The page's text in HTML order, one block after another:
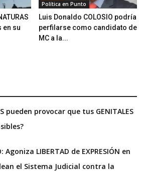
en su
Política en Punto
Luis Donaldo COLOSIO podría
perfilarse como candidato de
MC a la...
pueden provocar que tus GENITALES
Agoniza LIBERTAD de EXPRESIÓN en
el Sistema Judicial contra la